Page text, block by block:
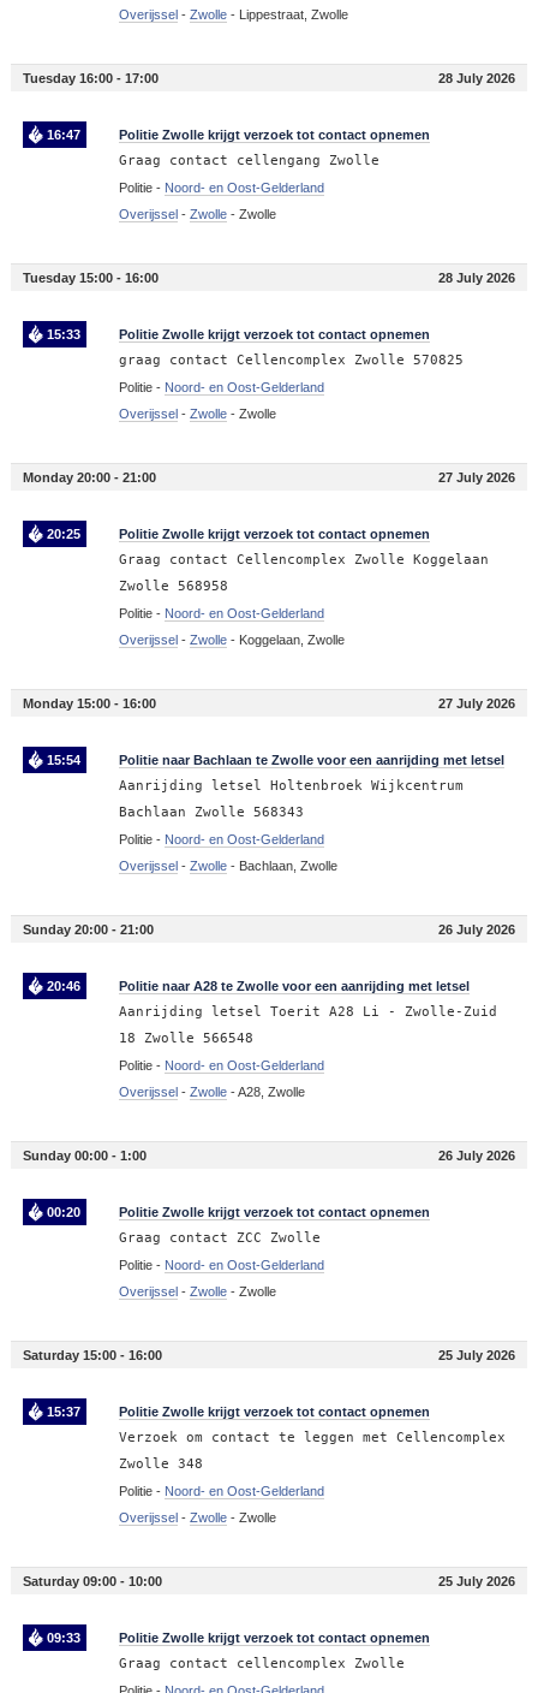
Overijssel- Zwolle- Lippestraat, Zwolle
Tuesday 16:00 - 17:00 28 July 2026
16:47 Politie Zwolle krijgt verzoek tot contact opnemen
Graag contact cellengang Zwolle
Politie - Noord- en Oost-Gelderland
Overijssel- Zwolle- Zwolle
Tuesday 15:00 - 16:00 28 July 2026
15:33 Politie Zwolle krijgt verzoek tot contact opnemen
graag contact Cellencomplex Zwolle 570825
Politie - Noord- en Oost-Gelderland
Overijssel- Zwolle- Zwolle
Monday 20:00 - 21:00 27 July 2026
20:25 Politie Zwolle krijgt verzoek tot contact opnemen
Graag contact Cellencomplex Zwolle Koggelaan
Zwolle 568958
Politie - Noord- en Oost-Gelderland
Overijssel- Zwolle- Koggelaan, Zwolle
Monday 15:00 - 16:00 27 July 2026
15:54 Politie naar Bachlaan te Zwolle voor een aanrijding met letsel
Aanrijding letsel Holtenbroek Wijkcentrum
Bachlaan Zwolle 568343
Politie - Noord- en Oost-Gelderland
Overijssel- Zwolle- Bachlaan, Zwolle
Sunday 20:00 - 21:00 26 July 2026
20:46 Politie naar A28 te Zwolle voor een aanrijding met letsel
Aanrijding letsel Toerit A28 Li - Zwolle-Zuid
18 Zwolle 566548
Politie - Noord- en Oost-Gelderland
Overijssel- Zwolle-A28, Zwolle
Sunday 00:00 - 1:00 26 July 2026
00:20 Politie Zwolle krijgt verzoek tot contact opnemen
Graag contact ZCC Zwolle
Politie - Noord- en Oost-Gelderland
Overijssel- Zwolle- Zwolle
Saturday 15:00 - 16:00 25 July 2026
15:37 Politie Zwolle krijgt verzoek tot contact opnemen
Verzoek om contact te leggen met Cellencomplex
Zwolle 348
Politie - Noord- en Oost-Gelderland
Overijssel- Zwolle- Zwolle
Saturday 09:00 - 10:00 25 July 2026
09:33 Politie Zwolle krijgt verzoek tot contact opnemen
Graag contact cellencomplex Zwolle